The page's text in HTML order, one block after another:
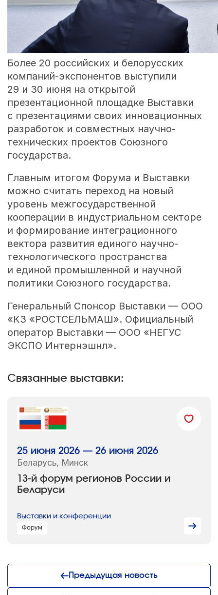
Более 20 российских и белорусских
компаний-экспонентов выступили
29 и 30 июня на открытой
презентационной площадке Выставки
с презентациями своих инновационных
разработок и совместных научно-
технических проектов Союзного
государства.
Главным итогом Форума и Выставки
можно считать переход на новый
уровень межгосударственной
кооперации в индустриальном секторе
и формирование интеграционного
вектора развития единого научно-
технологического пространства
и единой промышленной и научной
политики Союзного государства.
Генеральный Спонсор Выставки — ООО
«КЗ «РОСТСЕЛЬМАШ». Официальный
оператор Выставки — ООО «НЕГУС
ЭКСПО Интернэшнл».
Связанные выставки:
13-й форум регионов России и
Беларуси
25 июня 2026 — 26 июня 2026
Беларусь, Минск
Выставки и конференции
Форум
Предыдущая новость